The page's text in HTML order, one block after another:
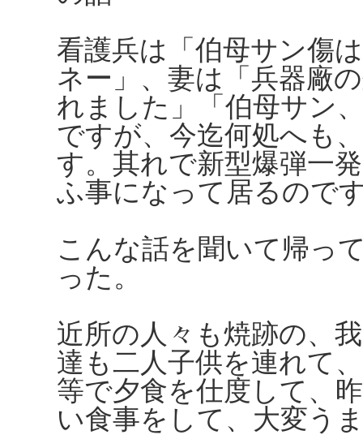
看護兵は「伯母サン傷
ネー」、妻は「兵器廠
れました」「伯母サン
ですが、今迄何処へも
す。其れで新型爆弾一
ふ事になって居るので
こんな話を聞いて帰っ
った。
近所の人々も焼跡の、
達も二人子供を連れて
等で夕食を仕度して、
い食事をして、大変う